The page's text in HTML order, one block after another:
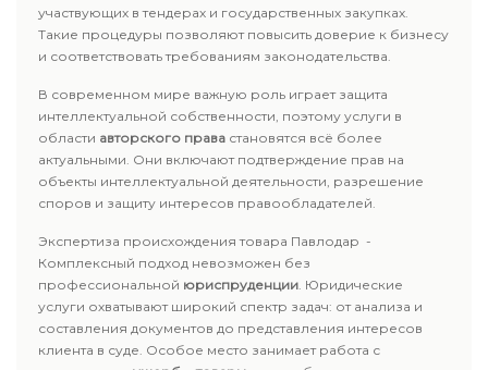
участвующих в тендерах и государственных закупках.
Такие процедуры позволяют повысить доверие к бизнесу
и соответствовать требованиям законодательства.
В современном мире важную роль играет защита
интеллектуальной собственности, поэтому услуги в
области авторского права становятся всё более
актуальными. Они включают подтверждение прав на
объекты интеллектуальной деятельности, разрешение
споров и защиту интересов правообладателей.
Экспертиза происхождения товара Павлодар -
Комплексный подход невозможен без
профессиональной юриспруденции. Юридические
услуги охватывают широкий спектр задач: от анализа и
составления документов до представления интересов
клиента в суде. Особое место занимает работа с